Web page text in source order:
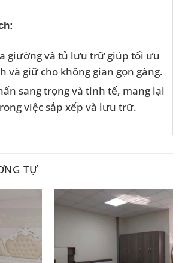
giường và tủ lưu trữ giúp tối ưu
và giữ cho không gian gọn gàng.
sang trọng và tinh tế, mang lại
việc sắp xếp và lưu trữ.
TỰ